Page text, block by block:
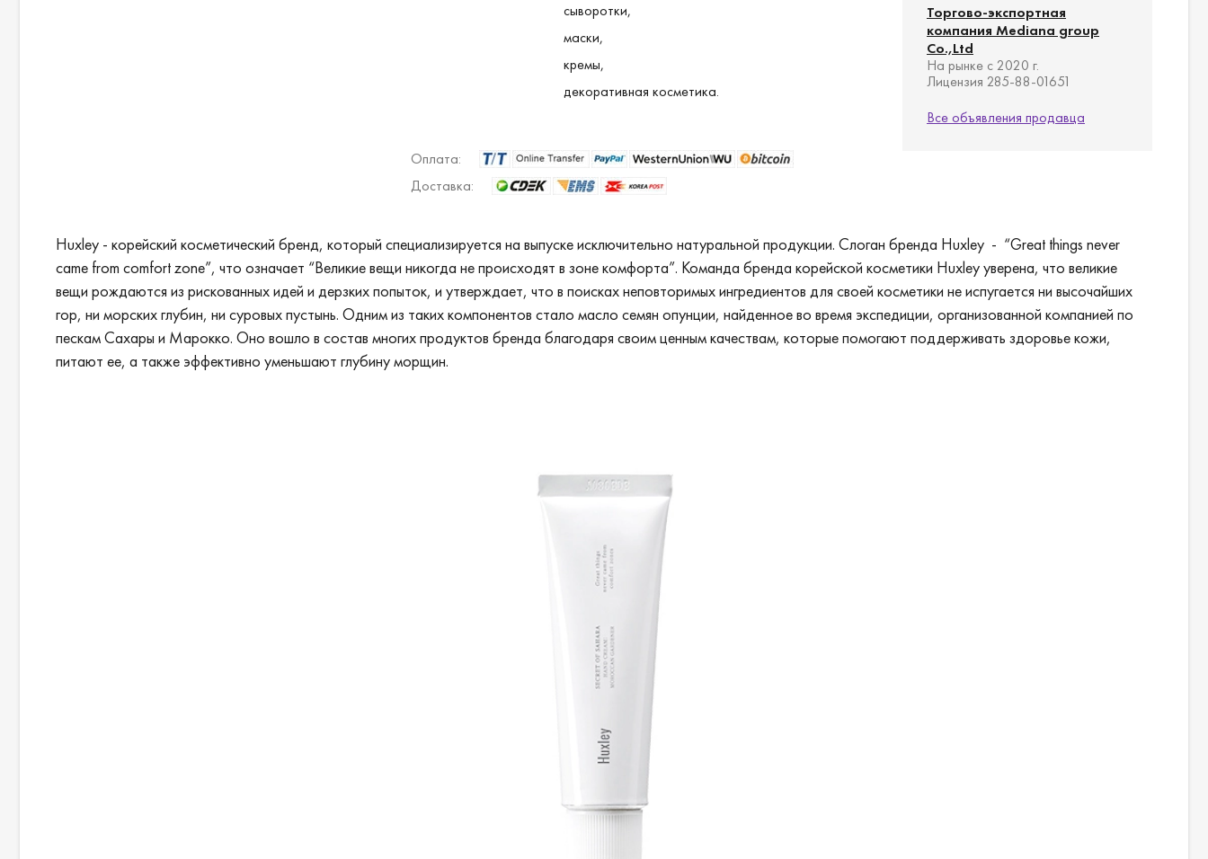
сыворотки,
маски,
кремы,
декоративная косметика.
Оплата:
Доставка:
Торгово-экспортная
компания Mediana group
Co.,Ltd
На рынке с 2020 г.
Лицензия 285-88-01651
Все объявления продавца
Huxley - корейский косметический бренд, который специализируется на выпуске исключительно натуральной продукции. Слоган бренда Huxley - “Great things never
came from comfort zone”, что означает “Великие вещи никогда не происходят в зоне комфорта”. Команда бренда корейской косметики Huxley уверена, что великие
вещи рождаются из рискованных идей и дерзких попыток, и утверждает, что в поисках неповторимых ингредиентов для своей косметики не испугается ни высочайших
гор, ни морских глубин, ни суровых пустынь. Одним из таких компонентов стало масло семян опунции, найденное во время экспедиции, организованной компанией по
пескам Сахары и Марокко. Оно вошло в состав многих продуктов бренда благодаря своим ценным качествам, которые помогают поддерживать здоровье кожи,
питают ее, а также эффективно уменьшают глубину морщин.